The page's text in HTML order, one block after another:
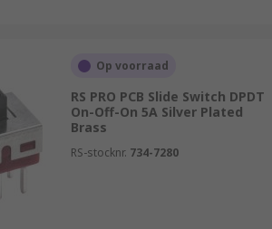
Op voorraad
RS PRO PCB Slide Switch DPDT
On-Off-On 5A Silver Plated
Brass
RS-stocknr. 734-7280